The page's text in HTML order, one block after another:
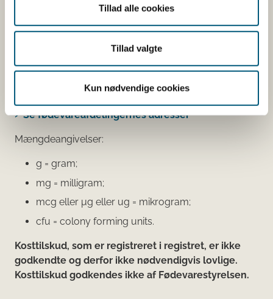
Tillad alle cookies
Tillad valgte
Kun nødvendige cookies
virksomhed, som har anmeldt produktet. Hvis du
klikker på virksomhedens navn, kan du se
virksomhedens smiley-status og de seneste
Den fødevareafdeling, der fører tilsyn med
virksomheden, er angivet.
Se fødevareafdelingernes adresser
Mængdeangivelser:
g = gram;
mg = milligram;
mcg eller μg eller ug = mikrogram;
cfu = colony forming units.
Kosttilskud, som er registreret i registret, er ikke
godkendte og derfor ikke nødvendigvis lovlige.
Kosttilskud godkendes ikke af Fødevarestyrelsen.